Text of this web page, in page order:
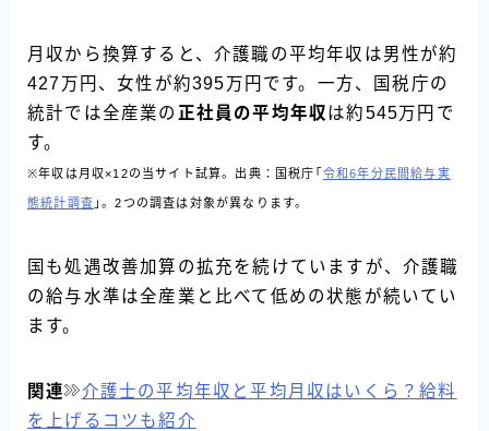
月収から換算すると、介護職の平均年収は男性が約
427万円、女性が約395万円です。一方、国税庁の
統計では全産業の 正社員の平均年収は約545万円で
す。
※年収は月収×12の当サイト試算。出典：国税庁｢ 令和6年分民間給与実
態統計調査 ｣。2つの調査は対象が異なります。
国も処遇改善加算の拡充を続けていますが、介護職
の給与水準は全産業と比べて低めの状態が続いてい
ます。
関連
介護士の平均年収と平均月収はいくら？給料
を上げるコツも紹介